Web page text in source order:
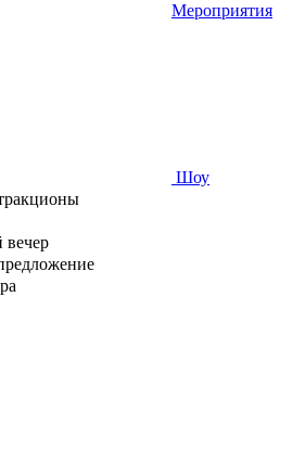
Мероприятия
Шоу
вечер